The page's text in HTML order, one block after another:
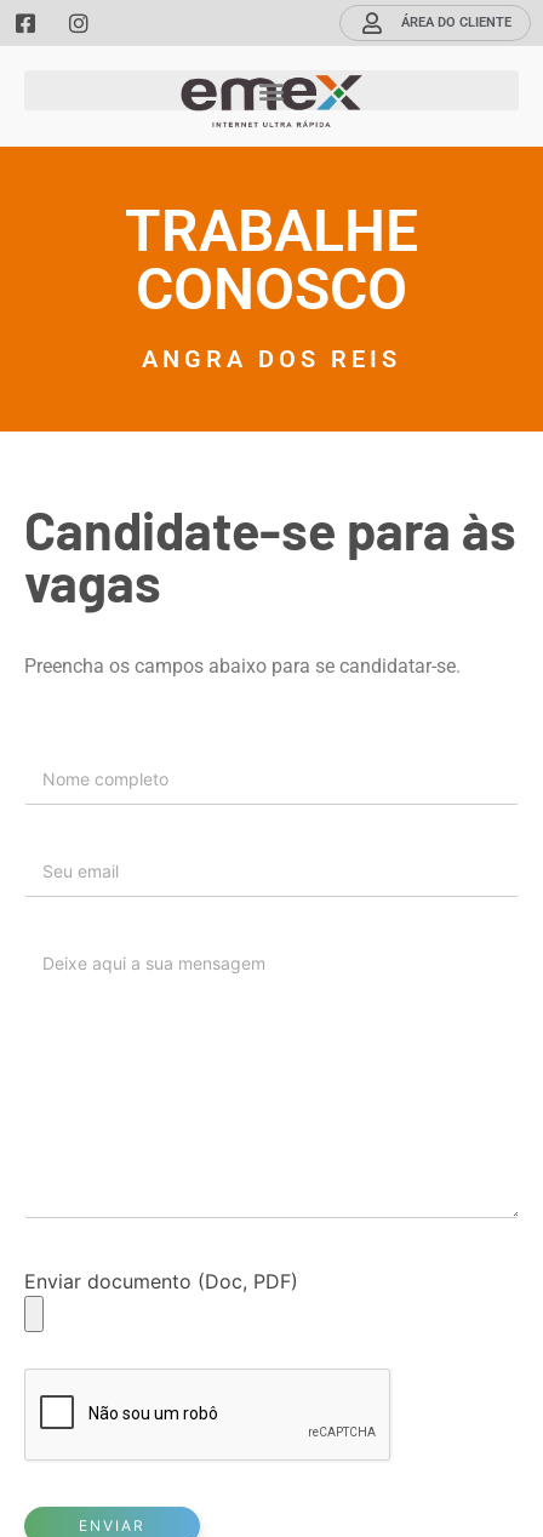
ÁREA DO CLIENTE
TRABALHE
CONOSCO
ANGRA DOS REIS
Candidate-se para às
vagas
Preencha os campos abaixo para se candidatar-se.
Enviar documento (Doc, PDF)